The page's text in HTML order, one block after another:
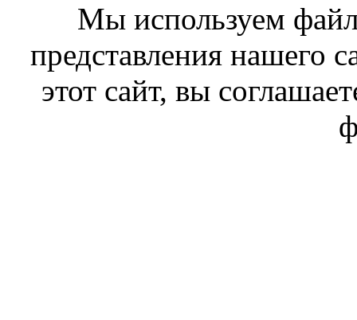
Мы используем
представления нашего
этот сайт, вы